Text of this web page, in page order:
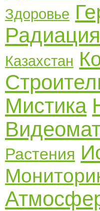
Здоровье
Радиация
Казахстан
Мистика
Растения